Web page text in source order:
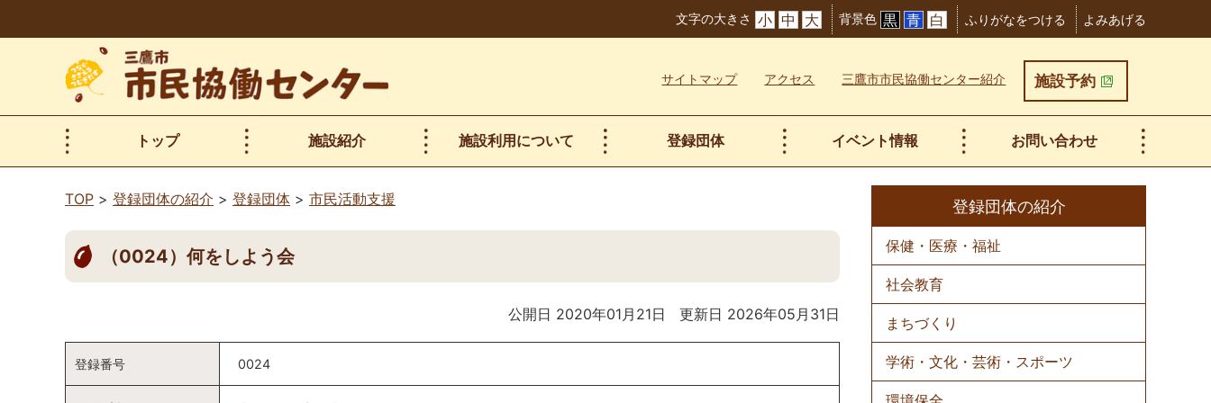
文
へ
移
動
文字の大きさ 小 中 大 背景色 黒 青 白 ふりがなをつける よみあげる
サイトマップ アクセス 三鷹市市民協働センター紹介 施設予約
トップ 施設紹介 施設利用について 登録団体 イベント情報 お問い合わせ
TOP 登録団体の紹介 登録団体 市民活動支援
（0024）何をしよう会
公開日 2020年01月21日 更新日 2026年05月31日
登録番号 0024
登録団体の紹介
保健・医療・福祉
社会教育
まちづくり
学術・文化・芸術・スポーツ